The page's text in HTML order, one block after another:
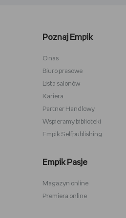
Karta podarunkowa Steam
Lampki do czytania
Zabawki Psi Patrol
Poznaj Empik
O nas
Biuro prasowe
Lista salonów
Kariera
Partner Handlowy
Wspieramy biblioteki
Empik Selfpublishing
Empik Pasje
Magazyn online
Premiera online